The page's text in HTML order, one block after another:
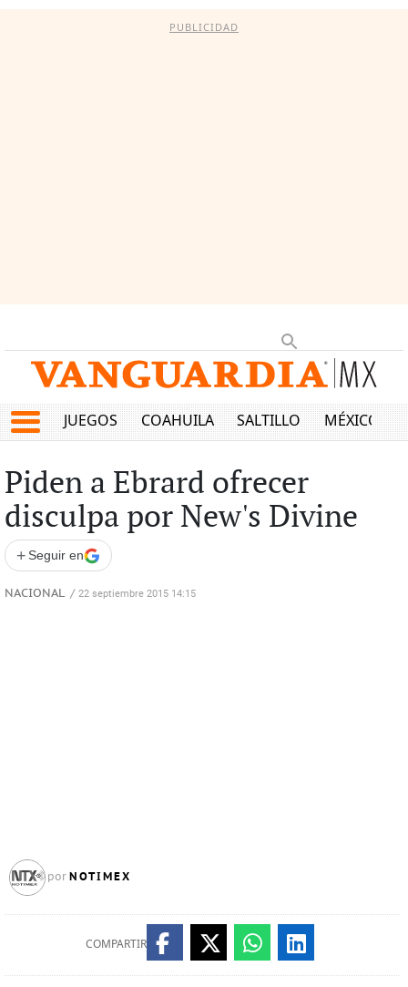
PUBLICIDAD
JUEGOS COAHUILA SALTILLO MÉXICO
Piden a Ebrard ofrecer
disculpa por New's Divine
+ Seguir en
NACIONAL / 22 septiembre 2015 14:15
por NOTIMEX
COMPARTIR